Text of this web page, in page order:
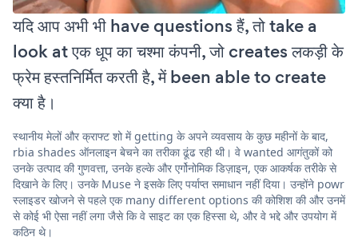
यदि आप अभी भी have questions हैं, तो take a
look at एक धूप का चश्मा कंपनी, जो creates लकड़ी के
फ्रेम हस्तनिर्मित करती है, में been able to create
क्या है।
स्थानीय मेलों और क्राफ्ट शो में getting के अपने व्यवसाय के कुछ महीनों के बाद,
rbia shades ऑनलाइन बेचने का तरीका ढूंढ रही थी। वे wanted आगंतुकों को
उनके उत्पाद की गुणवत्ता, उनके हल्के और एर्गोनोमिक डिज़ाइन, एक आकर्षक तरीके से
दिखाने के लिए। उनके Muse ने इसके लिए पर्याप्त समाधान नहीं दिया। उन्होंने powr
स्लाइडर खोजने से पहले एक many different options की कोशिश की और उनमें
से कोई भी ऐसा नहीं लगा जैसे कि वे साइट का एक हिस्सा थे, और वे भद्दे और उपयोग में
कठिन थे।